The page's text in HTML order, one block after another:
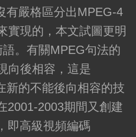
有嚴格區分出MPEG-4
實現的，本文試圖更明
語。有關MPEG句法的
向後相容，這是
新的不能後向相容的技
2001-2003期間又創建
即高級視頻編碼